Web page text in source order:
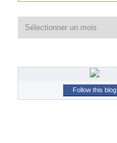
Follow this blog